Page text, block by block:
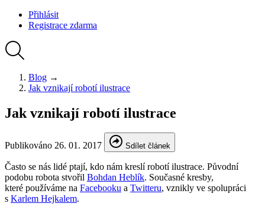
Přihlásit
Registrace zdarma
Blog →
Jak vznikají robotí ilustrace
Jak vznikají robotí ilustrace
Publikováno 26. 01. 2017 Sdílet článek
Často se nás lidé ptají, kdo nám kreslí robotí ilustrace. Původní
podobu robota stvořil Bohdan Heblík. Současné kresby,
které používáme na Facebooku a Twitteru, vznikly ve spolupráci
s Karlem Hejkalem.